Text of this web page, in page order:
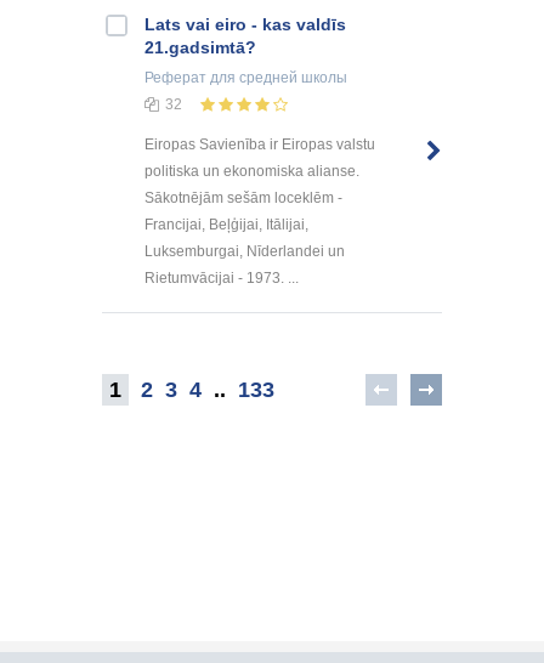
Lats vai eiro - kas valdīs
21.gadsimtā?
Реферат для средней школы
32
Eiropas Savienība ir Eiropas valstu
politiska un ekonomiska alianse.
Sākotnējām sešām loceklēm -
Francijai, Beļģijai, Itālijai,
Luksemburgai, Nīderlandei un
Rietumvācijai - 1973. ...
1 2 3 4 .. 133